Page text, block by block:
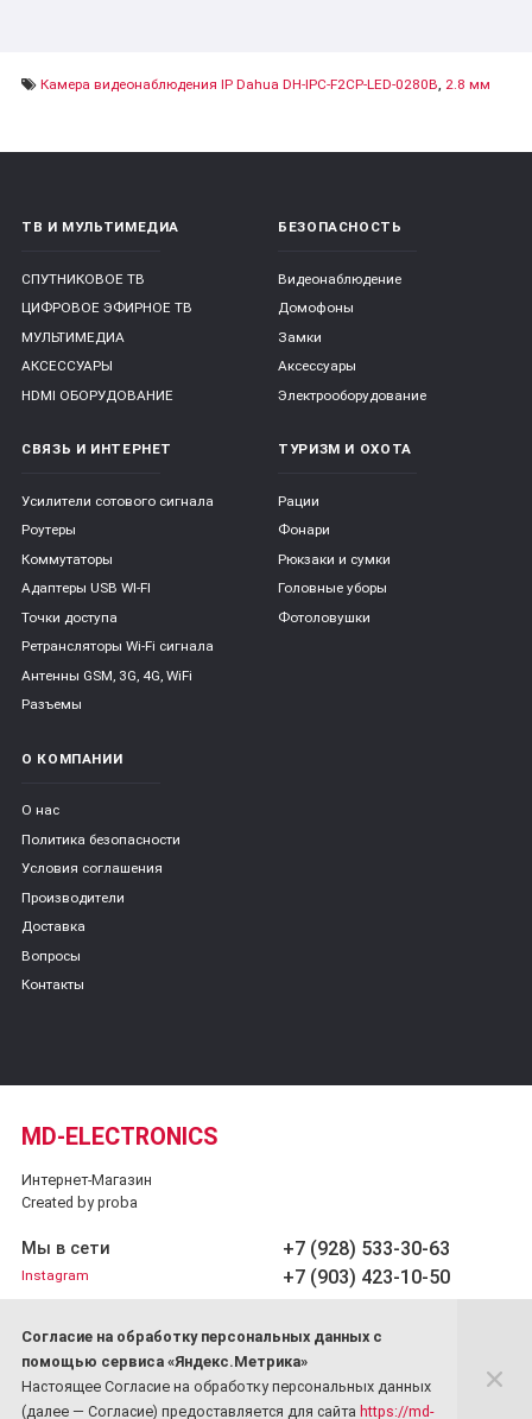
Камера видеонаблюдения IP Dahua DH-IPC-F2CP-LED-0280B 2.8 мм
Cогласие на обработку персональных данных с
помощью сервиса «Яндекс.Метрика»
Настоящее Согласие на обработку персональных данных
(далее — Согласие) предоставляется для сайта https://md-
ТВ И МУЛЬТИМЕДИА
СПУТНИКОВОЕ ТВ
ЦИФРОВОЕ ЭФИРНОЕ ТВ
МУЛЬТИМЕДИА
АКСЕССУАРЫ
HDMI ОБОРУДОВАНИЕ
БЕЗОПАСНОСТЬ
Видеонаблюдение
Домофоны
Замки
Аксессуары
Электрооборудование
СВЯЗЬ И ИНТЕРНЕТ
Усилители сотового сигнала
Роутеры
Коммутаторы
Адаптеры USB WI-FI
Точки доступа
Ретрансляторы Wi-Fi сигнала
Антенны GSM, 3G, 4G, WiFi
Разъемы
ТУРИЗМ И ОХОТА
Рации
Фонари
Рюкзаки и сумки
Головные уборы
Фотоловушки
О КОМПАНИИ
О нас
Политика безопасности
Условия соглашения
Производители
Доставка
Вопросы
Контакты
MD-ELECTRONICS
Интернет-Магазин
Created by proba
+7 (928) 533-30-63
+7 (903) 423-10-50
Мы в сети
Instagram
Принимаем платежи